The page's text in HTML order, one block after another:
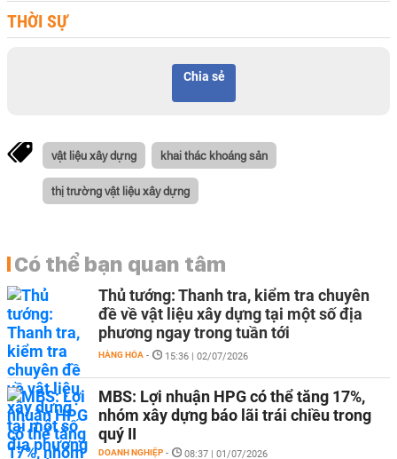
THỜI SỰ
Chia sẻ
vật liệu xây dựng khai thác khoáng sản
thị trường vật liệu xây dựng
Có thể bạn quan tâm
Thủ tướng: Thanh tra, kiểm tra chuyên
đề về vật liệu xây dựng tại một số địa
phương ngay trong tuần tới
HÀNG HÓA - 15:36 | 02/07/2026
MBS: Lợi nhuận HPG có thể tăng 17%,
nhóm xây dựng báo lãi trái chiều trong
quý II
DOANH NGHIỆP - 08:37 | 01/07/2026